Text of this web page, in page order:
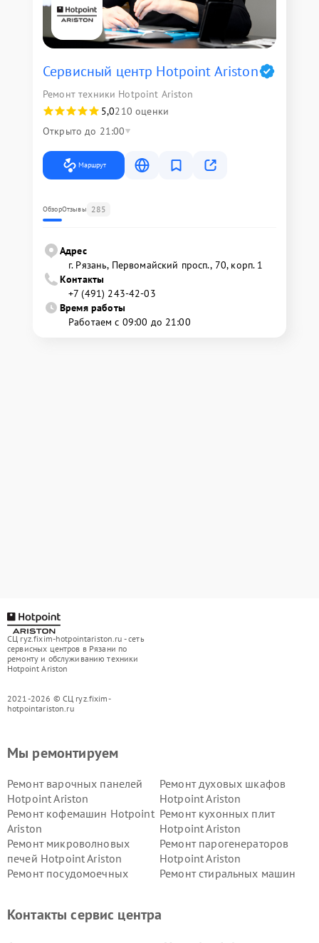
Сервисный центр Hotpoint Ariston
Ремонт техники Hotpoint Ariston
5,0210 оценки
Открыто до 21:00
Маршрут
ОбзорОтзывы 285
Адрес
г. Рязань, Первомайский просп., 70, корп. 1
Контакты
+7 (491) 243-42-03
Время работы
Работаем с 09:00 до 21:00
СЦ ryz.fixim-hotpointariston.ru - сеть
сервисных центров в Рязани по
ремонту и обслуживанию техники
Hotpoint Ariston
2021-2026 © СЦ ryz.fixim-
hotpointariston.ru
Мы ремонтируем
Ремонт варочных панелей
Hotpoint Ariston
Ремонт духовых шкафов
Hotpoint Ariston
Ремонт кофемашин Hotpoint
Ariston
Ремонт кухонных плит
Hotpoint Ariston
Ремонт микроволновых
печей Hotpoint Ariston
Ремонт парогенераторов
Hotpoint Ariston
Ремонт посудомоечных
Ремонт стиральных машин
Hotpoint Ariston
Hotpoint Ariston
Контакты сервис центра